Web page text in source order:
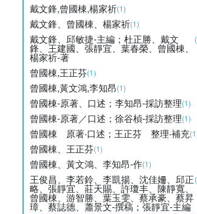
戴文鋒,曾國棟,楊家祈(1)
戴文鋒、曾國棟、楊家祈(1)
戴文鋒、邱敏捷-主編；杜正勝、戴文
鋒、王建國、張靜宜、葉春榮、曾國棟、
楊家祈-著
曾國棟,王正芬(1)
曾國棟,黃文鴻,李知昂(1)
曾國棟-原著、口述；李知昂-採訪整理(1)
曾國棟-原著／口述；徐谷楨-採訪整理(1)
曾國棟 原著‧口述；王正芬 整理‧補充
曾國棟、王正芬(1)
曾國棟、黃文鴻、李知昂-作(1)
王俊昌、李若鈴、李凱揚、沈佳姍、邱正
略、張靜宜、莊天賜、許瓊丰、陳靜寬、
曾國棟、游智勝、葉玉雯、蔡承豪、蔡昇
璋、蔡誌德、蕭景文-撰稿；張靜宜-主編